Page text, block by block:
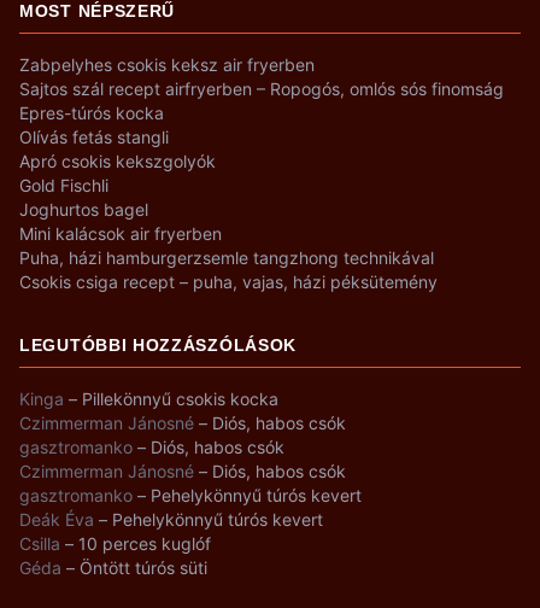
MOST NÉPSZERŰ
Zabpelyhes csokis keksz air fryerben
Sajtos szál recept airfryerben – Ropogós, omlós sós finomság
Epres-túrós kocka
Olívás fetás stangli
Apró csokis kekszgolyók
Gold Fischli
Joghurtos bagel
Mini kalácsok air fryerben
Puha, házi hamburgerzsemle tangzhong technikával
Csokis csiga recept – puha, vajas, házi péksütemény
LEGUTÓBBI HOZZÁSZÓLÁSOK
Kinga – Pillekönnyű csokis kocka
Czimmerman Jánosné – Diós, habos csók
gasztromanko – Diós, habos csók
Czimmerman Jánosné – Diós, habos csók
gasztromanko – Pehelykönnyű túrós kevert
Deák Éva – Pehelykönnyű túrós kevert
Csilla – 10 perces kuglóf
Géda – Öntött túrós süti